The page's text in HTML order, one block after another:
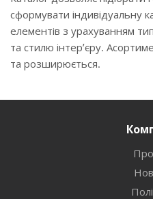
сформувати індивідуальну
елементів з урахуванням
та стилю інтер’єру.
та розширюється.